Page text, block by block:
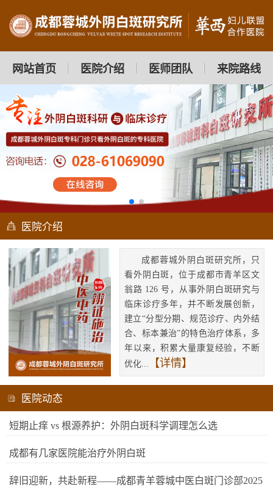
网站首页 医院介绍 医师团队 来院路线
医院介绍
成都蓉城外阴白斑研究所，只
看外阴白斑，位于成都市青羊区文
翁路 126 号，从事外阴白斑研究与
临床诊疗多年，并不断发展创新，
建立“分型分期、规范诊疗、内外结
合、标本兼治”的特色治疗体系，多
年以来，积累大量康复经验，不断
优化...
【详情】
医院动态
短期止痒 vs 根源养护：外阴白斑科学调理怎么选
成都有几家医院能治疗外阴白斑
辞旧迎新，共赴新程——成都青羊蓉城中医白斑门诊部2025